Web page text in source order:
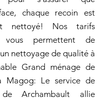
chaque recoin est
nettoyé! Nos tarifs
vous permettent de
nettoyage de qualité à
Grand ménage de
Magog: Le service de
Archambault allie